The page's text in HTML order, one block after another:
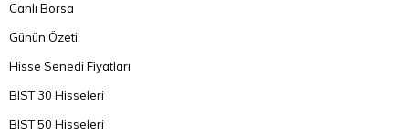
Canlı Borsa
Günün Özeti
Hisse Senedi Fiyatları
BIST 30 Hisseleri
BIST 50 Hisseleri